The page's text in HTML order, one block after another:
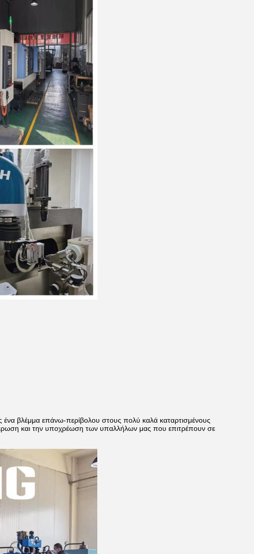
βλέμμα επάνω-περίβολου στους πολύ καλά καταρτισμένους
και την υποχρέωση των υπαλλήλων μας που επιτρέπουν σε